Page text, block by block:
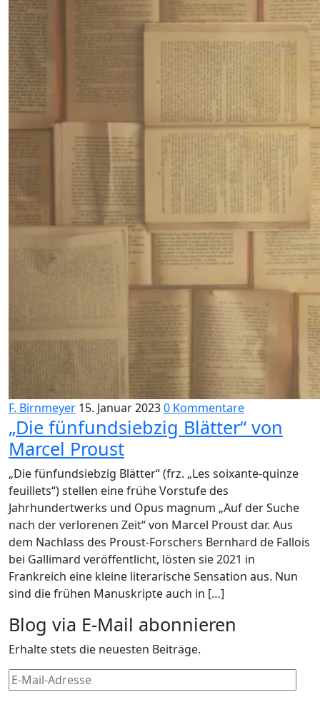
F. Birnmeyer 15. Januar 20230 Kommentare
„Die fünfundsiebzig Blätter“ von
Marcel Proust
„Die fünfundsiebzig Blätter“ (frz. „Les soixante-quinze
feuillets“) stellen eine frühe Vorstufe des
Jahrhundertwerks und Opus magnum „Auf der Suche
nach der verlorenen Zeit“ von Marcel Proust dar. Aus
dem Nachlass des Proust-Forschers Bernhard de Fallois
bei Gallimard veröffentlicht, lösten sie 2021 in
Frankreich eine kleine literarische Sensation aus. Nun
sind die frühen Manuskripte auch in […]
Blog via E-Mail abonnieren
Erhalte stets die neuesten Beiträge.
E-
Mail-